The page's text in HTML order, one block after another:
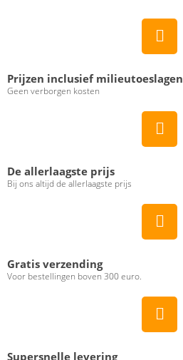
Prijzen inclusief milieutoeslagen
Geen verborgen kosten
De allerlaagste prijs
Bij ons altijd de allerlaagste prijs
Gratis verzending
Voor bestellingen boven 300 euro.
Supersnelle levering